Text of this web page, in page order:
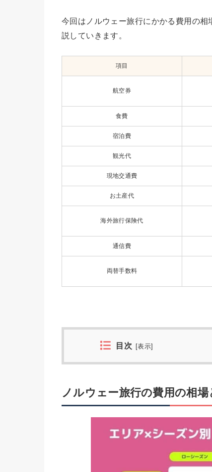
今回はノルウェー旅行にかかる費用の
説していきます。
項目
航空券
食費
宿泊費
観光代
現地交通費
お土産代
海外旅行保険代
通信費
両替手数料
目次 [表示]
ノルウェー旅行の費用の相